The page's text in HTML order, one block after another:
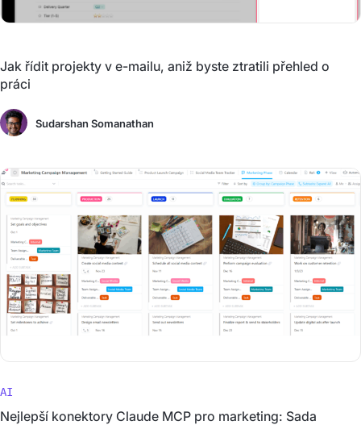
Jak řídit projekty v e-mailu, aniž byste ztratili přehled o
práci
Sudarshan Somanathan
AI
Nejlepší konektory Claude MCP pro marketing: Sada